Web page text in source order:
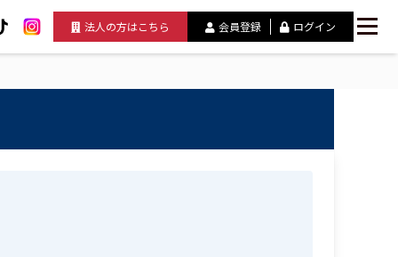
法人の方はこちら 会員登録 ログイン